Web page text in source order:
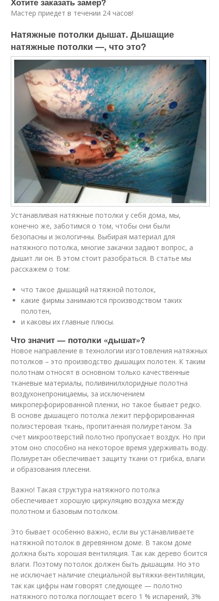
Мастер приедет в течении 24 часов!
Натяжные потолки дышат. Дышащие
натяжные потолки —, что это?
Устанавливая натяжные потолки у себя дома, мы,
конечно же, заботимся о том, чтобы они были
безопасны и экологичны. Выбирая материал для
натяжного потолка, многие закачки задают вопрос, а
дышит ли он. В этом стоит разобраться. В статье мы
расскажем о том:
что такое дышащий натяжной потолок,
какие фирмы занимаются производством таких
полотен,
и каковы их главные плюсы.
Что значит — потолки «дышат»?
Новое направление в технологии изготовления натяжных
потолков – это производство дышащих полотен. К таким
полотнам относят в основном только качественные
тканевые материалы, поливинилхлоридные полотна
воздухонепроницаемы, за исключением
микроперфорированной пленки, но такое бывает редко.
В основе дышащего потолка лежит перфорированная
полиэстеровая ткань, пропитанная полиуретаном. За
счет микроотверстий полотно пропускает воздух. Но при
этом оно способно на некоторое время удерживать воду.
Полиуретан обеспечивает защиту ткани от грибка, влаги
и образования плесени.
Важно! Такая структура натяжного потолка
обеспечивает хорошую циркуляцию воздуха между
полотном и базовым потолком.
Это бывает особенно важно, если вы устанавливаете
натяжной потолок в деревянном доме. В таком доме
должна быть хорошая вентиляция. Так как дерево боится
влаги. Поэтому потолок должен быть дышащим. Но это
не исключает наличие специальной вытяжки-вентиляции,
так как цифры нам говорят следующее — полотно
натяжного потолка поглощает всего 1 % испарений, 3%